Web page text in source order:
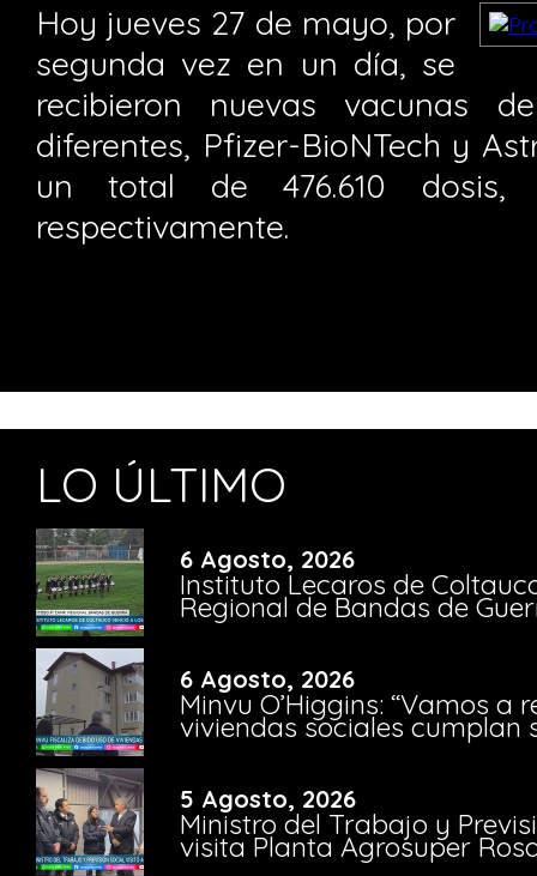
Hoy jueves 27 de mayo, por
segunda vez en un día, se
recibieron nuevas vacunas
diferentes, Pfizer-BioNTech y
un total de 476.610 dosis,
respectivamente.
LO ÚLTIMO
6 Agosto, 2026
Instituto Lecaros de
Regional de Bandas de
6 Agosto, 2026
Minvu O’Higgins: “Vamos a
viviendas sociales cumplan
5 Agosto, 2026
Ministro del Trabajo y
visita Planta Agrosuper